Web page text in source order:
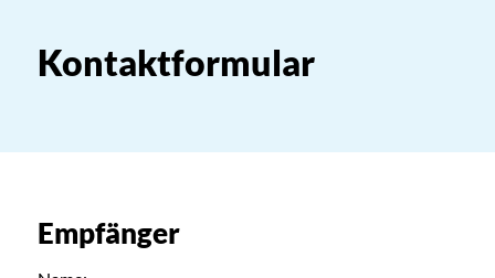
Kontaktformular
Empfänger